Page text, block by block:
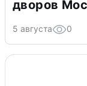
дворов
5 августа 0